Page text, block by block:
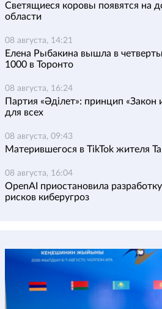
Светящиеся коровы появятся на
области
08 августа, 14:21
Елена Рыбакина вышла в
1000 в Торонто
08 августа, 16:24
Партия «Әділет»: принцип «Закон
для всех
08 августа, 09:43
Матерившегося в TikTok жителя
08 августа, 16:04
OpenAI приостановила
рисков киберугроз